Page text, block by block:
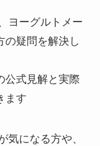
ヨーグルトメー
の疑問を解決し
公式見解と実際
ます
気になる方や、